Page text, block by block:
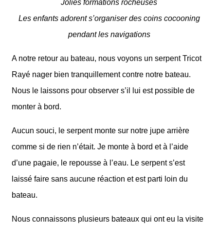
Jolies formations rocheuses
Les enfants adorent s’organiser des coins cocooning
pendant les navigations
A notre retour au bateau, nous voyons un serpent Tricot
Rayé nager bien tranquillement contre notre bateau.
Nous le laissons pour observer s’il lui est possible de
monter à bord.
Aucun souci, le serpent monte sur notre jupe arrière
comme si de rien n’était. Je monte à bord et à l’aide
d’une pagaie, le repousse à l’eau. Le serpent s’est
laissé faire sans aucune réaction et est parti loin du
bateau.
Nous connaissons plusieurs bateaux qui ont eu la visite